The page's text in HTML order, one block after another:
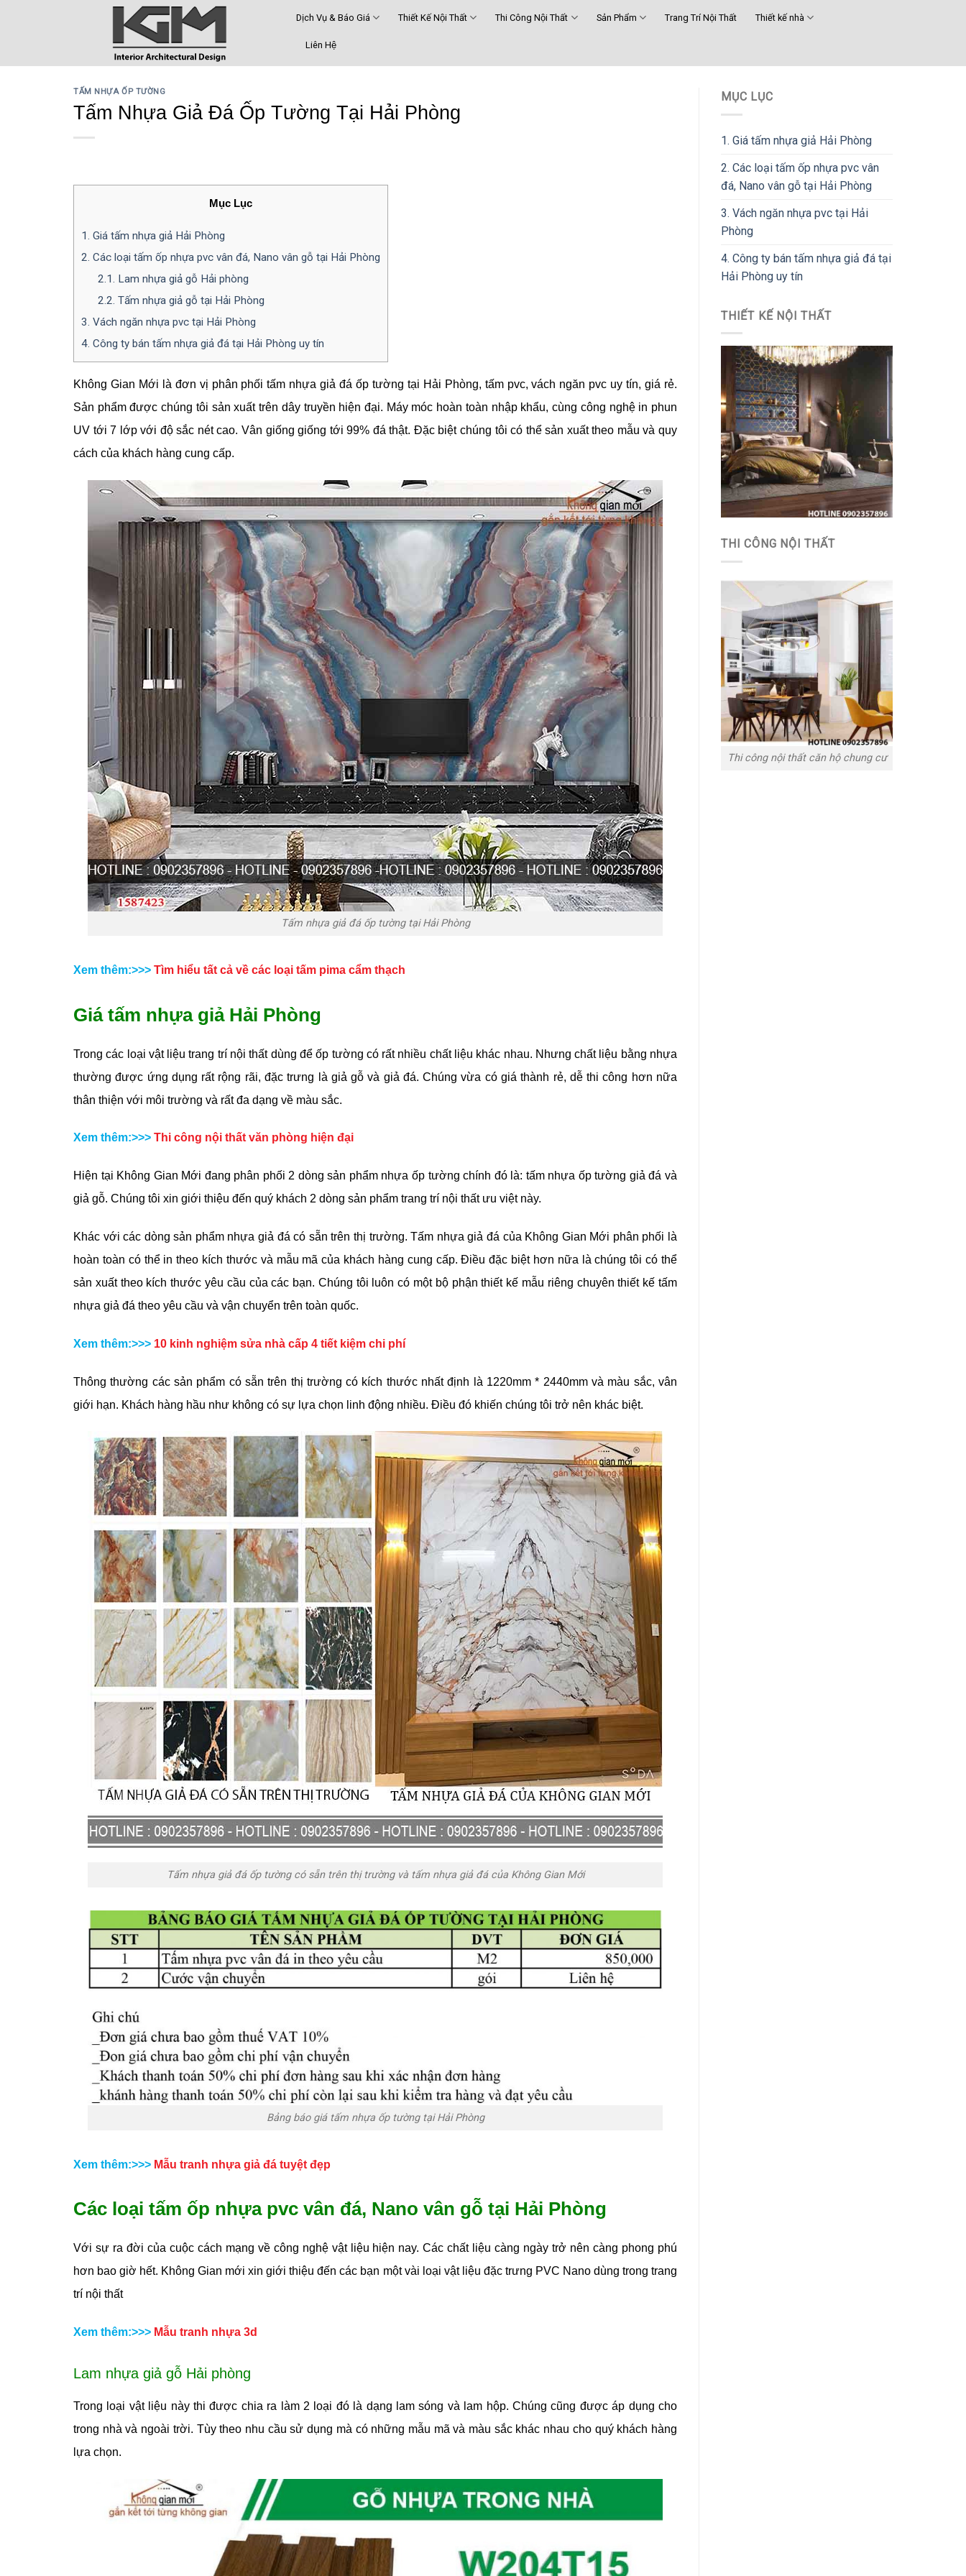
Dịch Vụ & Báo Giá Thiết Kế Nội Thất Thi Công Nội Thất Sản Phẩm Trang Trí Nội Thất Thiết kế nhà
Liên Hệ
TẤM NHỰA ỐP TƯỜNG
Tấm Nhựa Giả Đá Ốp Tường Tại Hải Phòng
Mục Lục
1. Giá tấm nhựa giả Hải Phòng
2. Các loại tấm ốp nhựa pvc vân đá, Nano vân gỗ tại Hải Phòng
2.1. Lam nhựa giả gỗ Hải phòng
2.2. Tấm nhựa giả gỗ tại Hải Phòng
3. Vách ngăn nhựa pvc tại Hải Phòng
4. Công ty bán tấm nhựa giả đá tại Hải Phòng uy tín
Không Gian Mới là đơn vị phân phối tấm nhựa giả đá ốp tường tại Hải Phòng, tấm pvc, vách ngăn pvc uy tín, giá rẻ.
Sản phẩm được chúng tôi sản xuất trên dây truyền hiện đại. Máy móc hoàn toàn nhập khẩu, cùng công nghệ in phun
UV tới 7 lớp với độ sắc nét cao. Vân giống giống tới 99% đá thật. Đặc biệt chúng tôi có thể sản xuất theo mẫu và quy
cách của khách hàng cung cấp.
Tấm nhựa giả đá ốp tường tại Hải Phòng
Xem thêm:>>> Tìm hiểu tất cả về các loại tấm pima cẩm thạch
Giá tấm nhựa giả Hải Phòng
Trong các loại vật liệu trang trí nội thất dùng để ốp tường có rất nhiều chất liệu khác nhau. Nhưng chất liệu bằng nhựa
thường được ứng dụng rất rộng rãi, đặc trưng là giả gỗ và giả đá. Chúng vừa có giá thành rẻ, dễ thi công hơn nữa
thân thiện với môi trường và rất đa dạng về màu sắc.
Xem thêm:>>> Thi công nội thất văn phòng hiện đại
Hiện tại Không Gian Mới đang phân phối 2 dòng sản phẩm nhựa ốp tường chính đó là: tấm nhựa ốp tường giả đá và
giả gỗ. Chúng tôi xin giới thiệu đến quý khách 2 dòng sản phẩm trang trí nội thất ưu việt này.
Khác với các dòng sản phẩm nhựa giả đá có sẵn trên thị trường. Tấm nhựa giả đá của Không Gian Mới phân phối là
hoàn toàn có thể in theo kích thước và mẫu mã của khách hàng cung cấp. Điều đặc biệt hơn nữa là chúng tôi có thể
sản xuất theo kích thước yêu cầu của các bạn. Chúng tôi luôn có một bộ phận thiết kế mẫu riêng chuyên thiết kế tấm
nhựa giả đá theo yêu cầu và vận chuyển trên toàn quốc.
Xem thêm:>>> 10 kinh nghiệm sửa nhà cấp 4 tiết kiệm chi phí
Thông thường các sản phẩm có sẵn trên thị trường có kích thước nhất định là 1220mm * 2440mm và màu sắc, vân
giới hạn. Khách hàng hầu như không có sự lựa chọn linh động nhiều. Điều đó khiến chúng tôi trở nên khác biệt.
Tấm nhựa giả đá ốp tường có sẵn trên thị trường và tấm nhựa giả đá của Không Gian Mới
Bảng báo giá tấm nhựa ốp tường tại Hải Phòng
Xem thêm:>>> Mẫu tranh nhựa giả đá tuyệt đẹp
Các loại tấm ốp nhựa pvc vân đá, Nano vân gỗ tại Hải Phòng
Với sự ra đời của cuộc cách mạng về công nghệ vật liệu hiện nay. Các chất liệu càng ngày trở nên càng phong phú
hơn bao giờ hết. Không Gian mới xin giới thiệu đến các bạn một vài loại vật liệu đặc trưng PVC Nano dùng trong trang
trí nội thất
Xem thêm:>>> Mẫu tranh nhựa 3d
Lam nhựa giả gỗ Hải phòng
Trong loại vật liệu này thi được chia ra làm 2 loại đó là dạng lam sóng và lam hộp. Chúng cũng được áp dụng cho
trong nhà và ngoài trời. Tùy theo nhu cầu sử dụng mà có những mẫu mã và màu sắc khác nhau cho quý khách hàng
lựa chọn.
MỤC LỤC
1. Giá tấm nhựa giả Hải Phòng
2. Các loại tấm ốp nhựa pvc vân
đá, Nano vân gỗ tại Hải Phòng
3. Vách ngăn nhựa pvc tại Hải
Phòng
4. Công ty bán tấm nhựa giả đá tại
Hải Phòng uy tín
THIẾT KẾ NỘI THẤT
THI CÔNG NỘI THẤT
Thi công nội thất căn hộ chung cư